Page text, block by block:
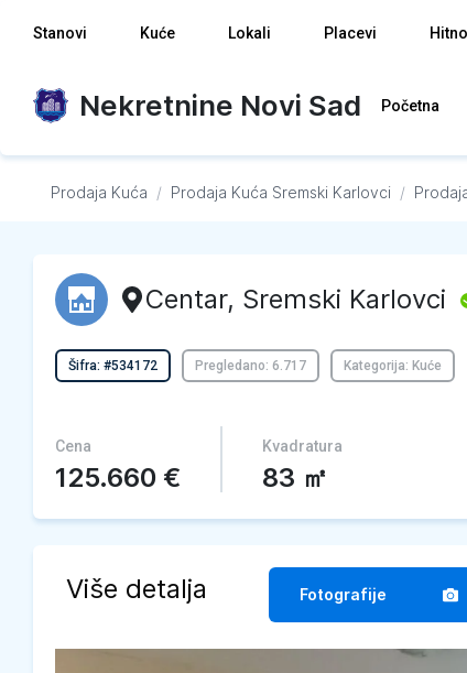
Stanovi Kuće Lokali Placevi
Nekretnine Novi Sad Početna
Prodaja Kuća / Prodaja Kuća Sremski Karlovci /
Centar, Sremski Karlovci
Šifra: #534172 Pregledano: 6.717 Kategorija: Kuće
Cena
125.660 €
Kvadratura
83 ㎡
Više detalja Fotografije